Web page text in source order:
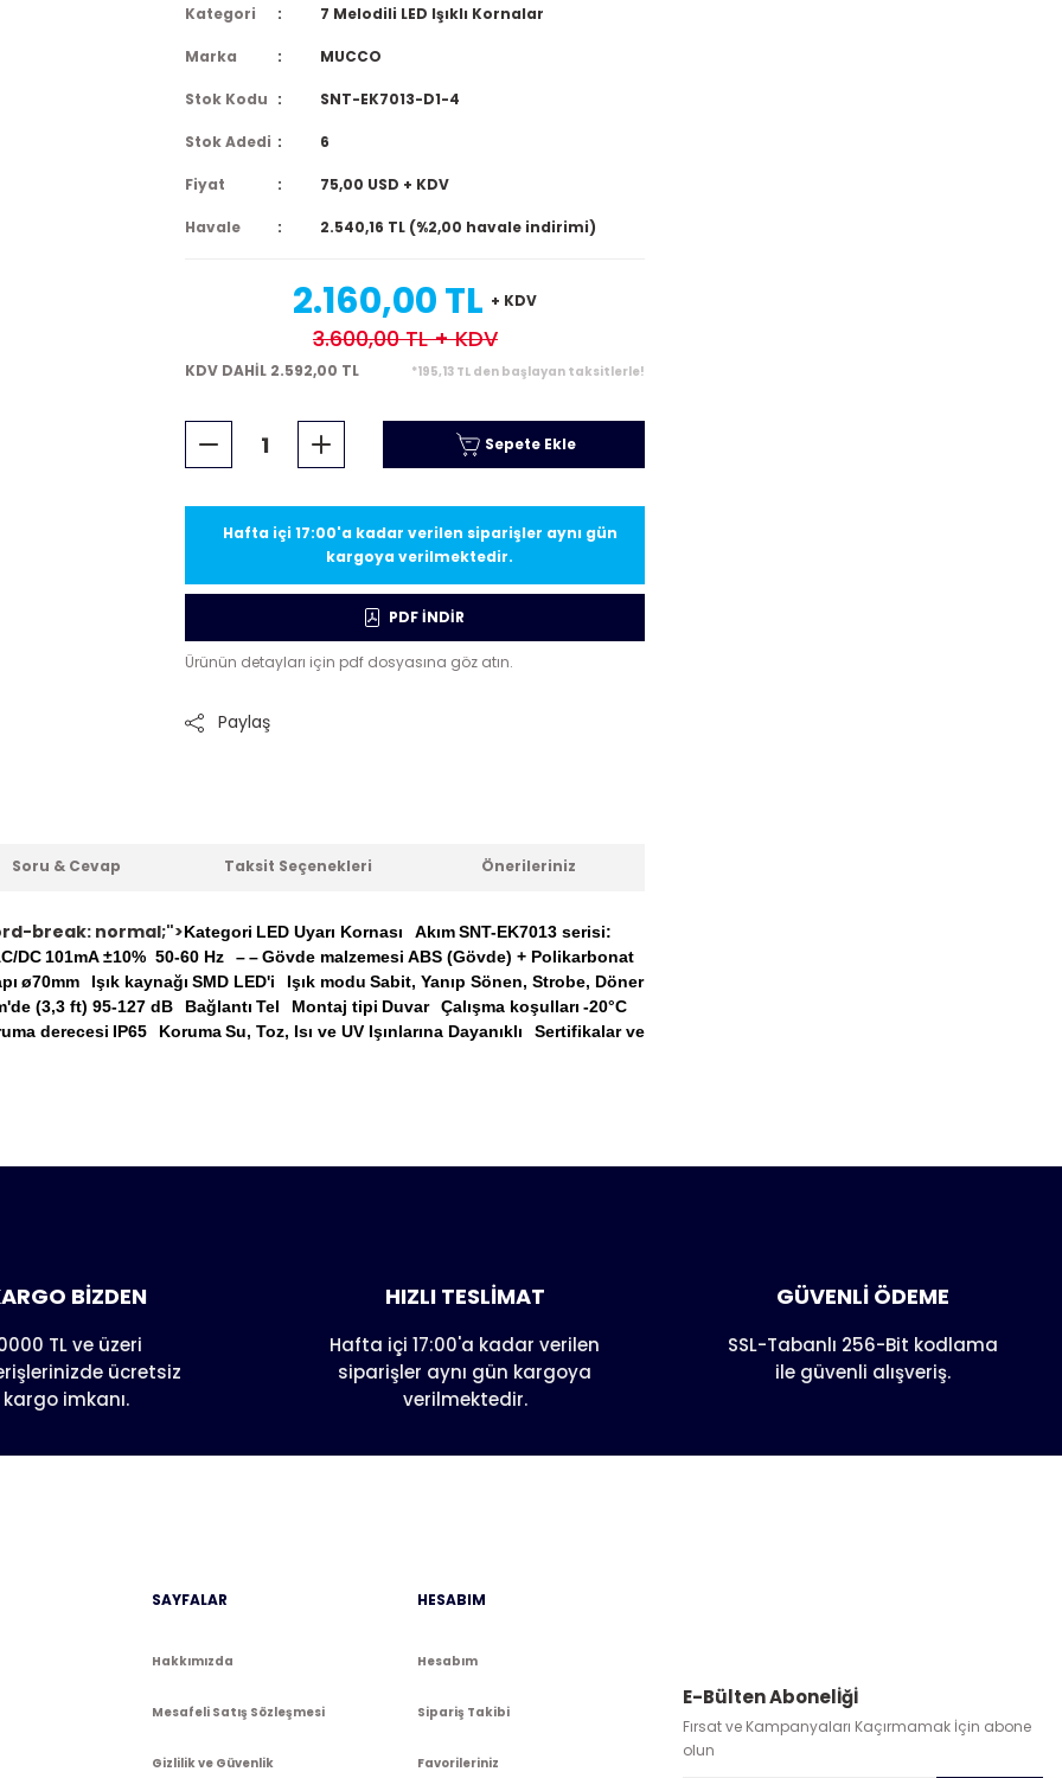
Kategori 7 Melodili LED Işıklı Kornalar
Marka MUCCO
Stok Kodu SNT-EK7013-D1-4
Stok Adedi 6
Fiyat 75,00 USD + KDV
Havale 2.540,16 TL (%2,00 havale indirimi)
2.160,00 TL + KDV
3.600,00 TL+ KDV
KDV DAHİL 2.592,00 TL *195,13 TL den başlayan taksitlerle!
Sepete Ekle
Hafta içi 17:00'a kadar verilen siparişler aynı gün
kargoya verilmektedir.
PDF İNDİR
Ürünün detayları için pdf dosyasına göz atın.
Paylaş
Soru & Cevap Taksit Seçenekleri Önerileriniz
break: normal;">Kategori LED Uyarı Kornası AkımSNT-EK7013 serisi:
DC 101mA ±10% 50-60 Hz ––Gövde malzemesi ABS (Gövde) + Polikarbonat
ø70mm Işık kaynağı SMD LED'i Işık modu Sabit, Yanıp Sönen, Strobe, Döner
(3,3 ft) 95-127 dB
Bağlantı Tel Montaj tipi Duvar Çalışma koşulları -20°C
derecesi IP65 KorumaSu, Toz, Isı ve UV Işınlarına Dayanıklı Sertifikalar ve
Yorum Yaz
Soru Sor
yetersiz gördüğünüz noktaları öneri formunu kullanarak
BİZDEN
TL ve üzeri
ücretsiz
kargo imkanı.
HIZLI TESLİMAT
Hafta içi 17:00'a kadar verilen
siparişler aynı gün kargoya
verilmektedir.
GÜVENLİ ÖDEME
SSL-Tabanlı 256-Bit kodlama
ile güvenli alışveriş.
SAYFALAR
Hakkımızda
Mesafeli Satış Sözleşmesi
Gizlilik ve Güvenlik
HESABIM
Hesabım
Sipariş Takibi
Favorileriniz
E-Bülten Abonelİğİ
Fırsat ve Kampanyaları Kaçırmamak İçin abone
olun